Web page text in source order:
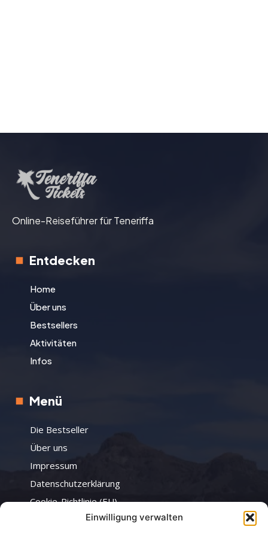
Einwilligung verwalten
Online-Reiseführer für Teneriffa
Entdecken
Home
Über uns
Bestsellers
Aktivitäten
Infos
Menü
Die Bestseller
Über uns
Impressum
Datenschutzerklärung
Cookie-Richtlinie (EU)